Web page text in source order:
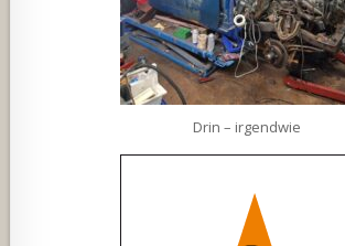
Drin – irgendwie